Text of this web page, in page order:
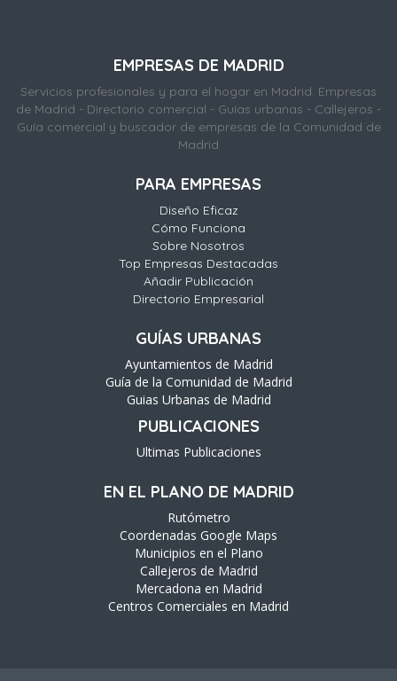
EMPRESAS DE MADRID
Servicios profesionales y para el hogar en Madrid. Empresas
de Madrid - Directorio comercial - Guías urbanas - Callejeros -
Guía comercial y buscador de empresas de la Comunidad de
Madrid
PARA EMPRESAS
Diseño Eficaz
Cómo Funciona
Sobre Nosotros
Top Empresas Destacadas
Añadir Publicación
Directorio Empresarial
GUÍAS URBANAS
Ayuntamientos de Madrid
Guía de la Comunidad de Madrid
Guias Urbanas de Madrid
PUBLICACIONES
Ultimas Publicaciones
EN EL PLANO DE MADRID
Rutómetro
Coordenadas Google Maps
Municipios en el Plano
Callejeros de Madrid
Mercadona en Madrid
Centros Comerciales en Madrid